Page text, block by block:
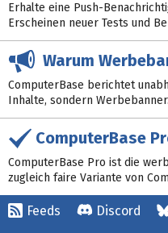
Erhalte eine Push-
Erscheinen neuer Tests und
Warum
ComputerBase berichtet
Inhalte, sondern Werbebanner.
ComputerBase
ComputerBase Pro ist die
zugleich faire Variante von
Feeds Discord